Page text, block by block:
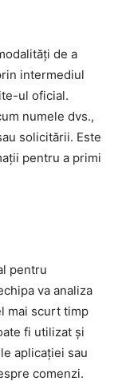
de a
intermediul
ul oficial.
numele dvs.,
solicitării. Este
pentru a primi
pentru
va analiza
mai scurt timp
fi utilizat și
aplicației sau
comenzi.